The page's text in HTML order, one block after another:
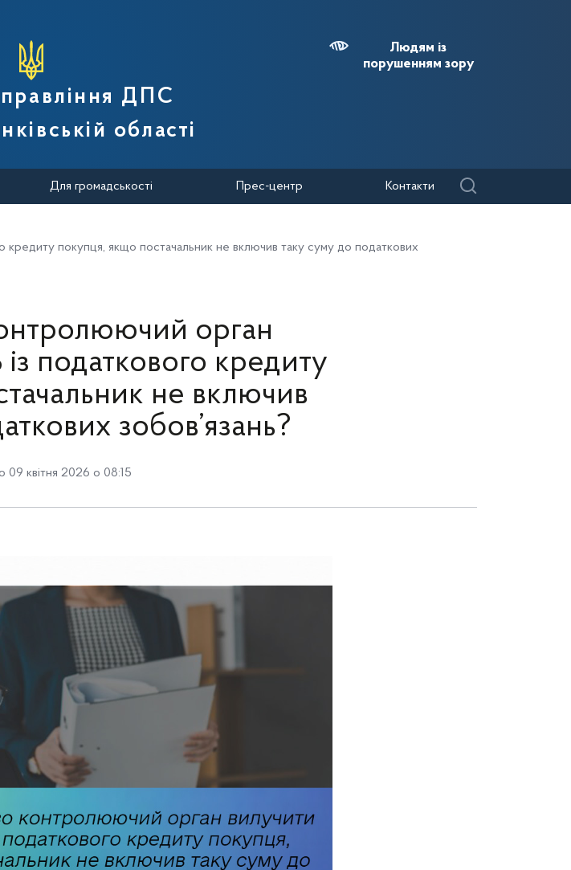
служби України
ДПС
області
Людям із
порушенням зору
Для громадськості Прес-центр Контакти
покупця, якщо постачальник не включив таку суму до податкових
орган
податкового кредиту
не включив
зобов’язань?
09 квітня 2026 о 08:15